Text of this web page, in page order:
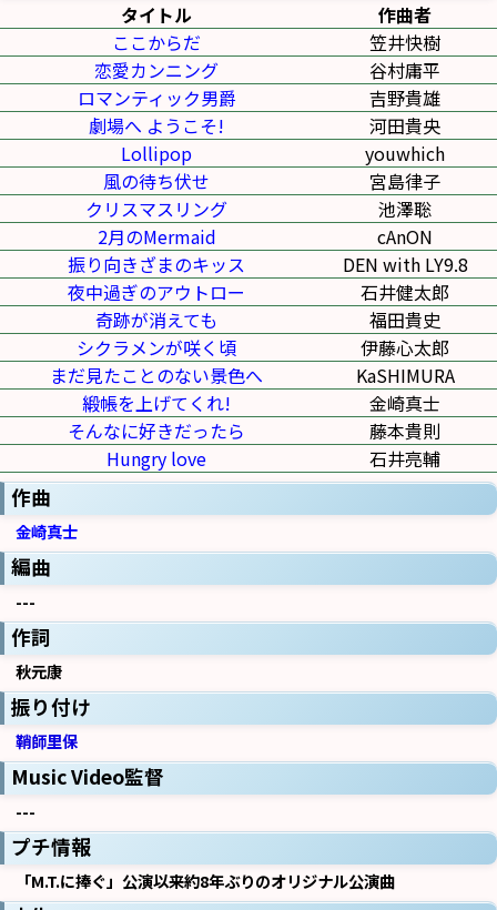
タイトル
作曲者
ここからだ
笠井快樹
恋愛カンニング
谷村庸平
ロマンティック男爵
吉野貴雄
劇場へ ようこそ!
河田貴央
Lollipop
youwhich
風の待ち伏せ
宮島律子
クリスマスリング
池澤聡
2月のMermaid
cAnON
振り向きざまのキッス
DEN with LY9.8
夜中過ぎのアウトロー
石井健太郎
奇跡が消えても
福田貴史
シクラメンが咲く頃
伊藤心太郎
まだ見たことのない景色へ
KaSHIMURA
緞帳を上げてくれ!
金崎真士
そんなに好きだったら
藤本貴則
Hungry love
石井亮輔
作曲
金崎真士
編曲
---
作詞
秋元康
振り付け
鞘師里保
Music Video監督
---
プチ情報
「M.T.に捧ぐ」公演以来約8年ぶりのオリジナル公演曲